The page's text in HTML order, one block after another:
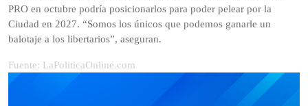
PRO en octubre podría posicionarlos para poder pelear por la
Ciudad en 2027. “Somos los únicos que podemos ganarle un
balotaje a los libertarios”, aseguran.
Fuente: LaPoliticaOnline.com